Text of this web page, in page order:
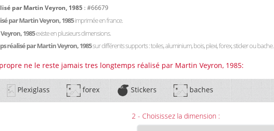
par Martin Veyron, 1985 : #66679
par Martin Veyron, 1985imprimée en france.
1985existe en plusieurs dimensions.
réalisé par Martin Veyron, 1985sur différents supports : toiles, aluminium, bois, plexi, forex, sticker ou bache.
ne le reste jamais tres longtemps réalisé par Martin Veyron, 1985:
Plexiglass forex Stickers baches
2 - Choisissez la dimension :